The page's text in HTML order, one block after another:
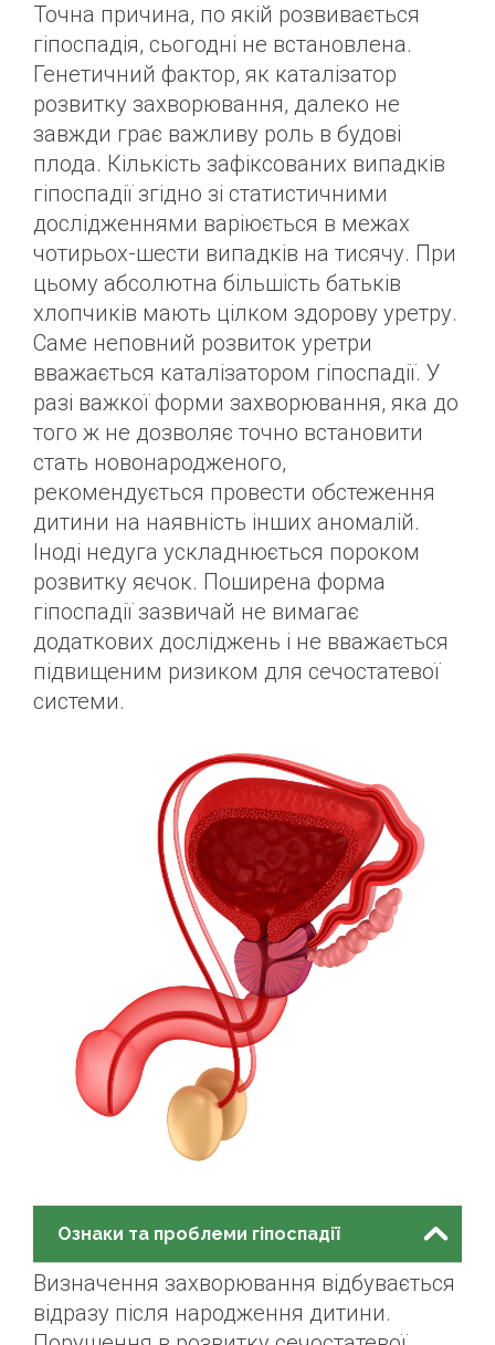
Точна причина, по якій розвивається
гіпоспадія, сьогодні не встановлена.
Генетичний фактор, як каталізатор
розвитку захворювання, далеко не
завжди грає важливу роль в будові
плода. Кількість зафіксованих випадків
гіпоспадії згідно зі статистичними
дослідженнями варіюється в межах
чотирьох-шести випадків на тисячу. При
цьому абсолютна більшість батьків
хлопчиків мають цілком здорову уретру.
Саме неповний розвиток уретри
вважається каталізатором гіпоспадії. У
разі важкої форми захворювання, яка до
того ж не дозволяє точно встановити
стать новонародженого,
рекомендується провести обстеження
дитини на наявність інших аномалій.
Іноді недуга ускладнюється пороком
розвитку яєчок. Поширена форма
гіпоспадії зазвичай не вимагає
додаткових досліджень і не вважається
підвищеним ризиком для сечостатевої
системи.
Ознаки та проблеми гіпоспадії
Визначення захворювання відбувається
відразу після народження дитини.